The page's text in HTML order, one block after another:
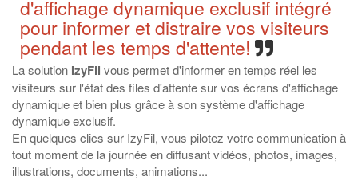
d'affichage dynamique exclusif intégré
pour informer et distraire vos visiteurs
pendant les temps d'attente!
La solution IzyFil vous permet d'informer en temps réel les
visiteurs sur l'état des files d'attente sur vos écrans d'affichage
dynamique et bien plus grâce à son système d'affichage
dynamique exclusif.
En quelques clics sur IzyFil, vous pilotez votre communication à
tout moment de la journée en diffusant vidéos, photos, images,
illustrations, documents, animations...